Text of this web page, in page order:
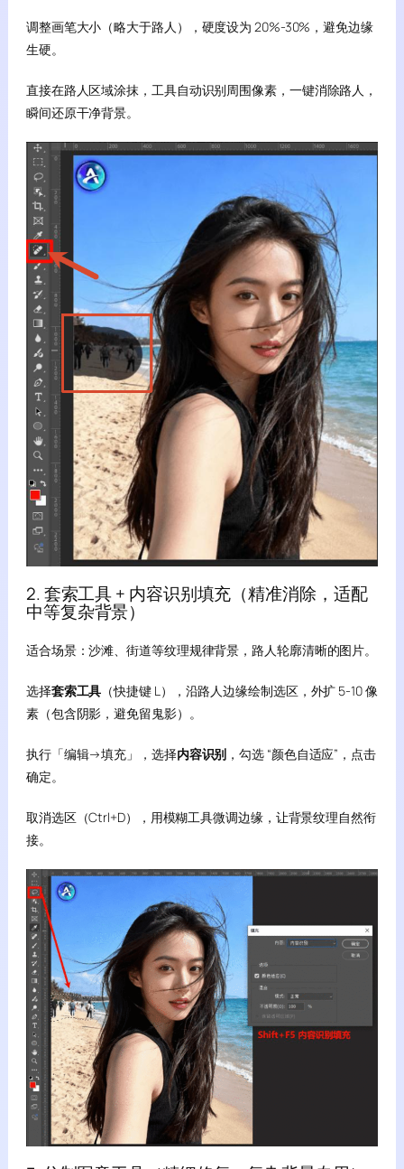
调整画笔大小（略大于路人），硬度设为 20%-30%，避免边缘
生硬。
直接在路人区域涂抹，工具自动识别周围像素，一键消除路人，
瞬间还原干净背景。
2. 套索工具 + 内容识别填充（精准消除，适配
中等复杂背景）
适合场景：沙滩、街道等纹理规律背景，路人轮廓清晰的图片。
选择套索工具 （快捷键 L），沿路人边缘绘制选区，外扩 5-10 像
素（包含阴影，避免留鬼影）。
执行「编辑→填充」，选择内容识别 ，勾选 “颜色自适应”，点击
确定。
取消选区（Ctrl+D），用模糊工具微调边缘，让背景纹理自然衔
接。